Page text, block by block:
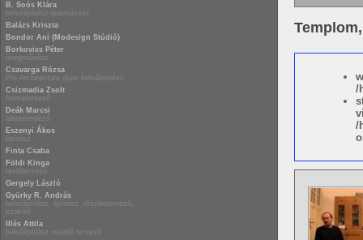
B. Soós Klára
belsőépítész-iparművész
Balázs Kriszta
Bondor Ani (Modesign Stúdió)
Borkovics Péter
üvegművész
Csavarga Rózsa
Pro Architectura díjas belsőépítész
Csizmadia Zsolt
formatervező
Deák Marcsi
lakberendező
Eszenyi Ákos
építész
Finta Csaba
Földi Kinga
textiltervező
Gergely László
Gyürky R. András
belsőépítész, építész, díszlettervező,
szakíró
Illés Attila
belsőépítész vezető tervező
/
/